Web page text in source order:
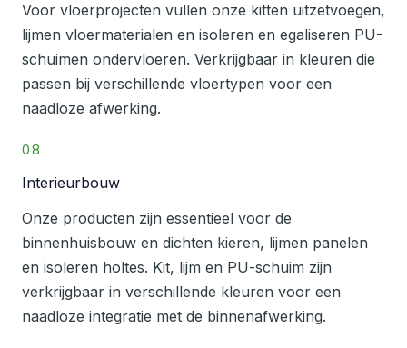
Voor vloerprojecten vullen onze kitten uitzetvoegen,
lijmen vloermaterialen en isoleren en egaliseren PU-
schuimen ondervloeren. Verkrijgbaar in kleuren die
passen bij verschillende vloertypen voor een
naadloze afwerking.
08
Interieurbouw
Onze producten zijn essentieel voor de
binnenhuisbouw en dichten kieren, lijmen panelen
en isoleren holtes. Kit, lijm en PU-schuim zijn
verkrijgbaar in verschillende kleuren voor een
naadloze integratie met de binnenafwerking.